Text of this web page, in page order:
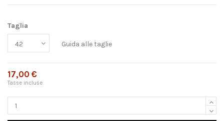
Taglia
Guida alle taglie
17,00 €
Tasse incluse